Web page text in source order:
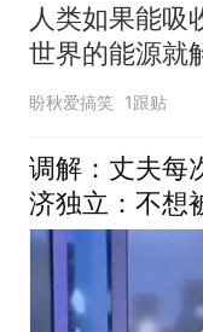
人类如果能吸
世界的能源就
且用不完取之
盼秋爱搞笑 1跟贴
调解：丈夫每
济独立：不想